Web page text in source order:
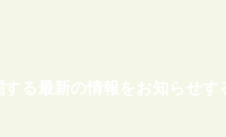
する最新の情報をお知らせ